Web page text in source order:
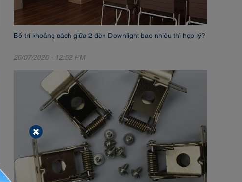
Bố trí khoảng cách giữa 2 đèn Downlight bao nhiêu thì hợp lý?
26/07/2026 - 12:52 PM